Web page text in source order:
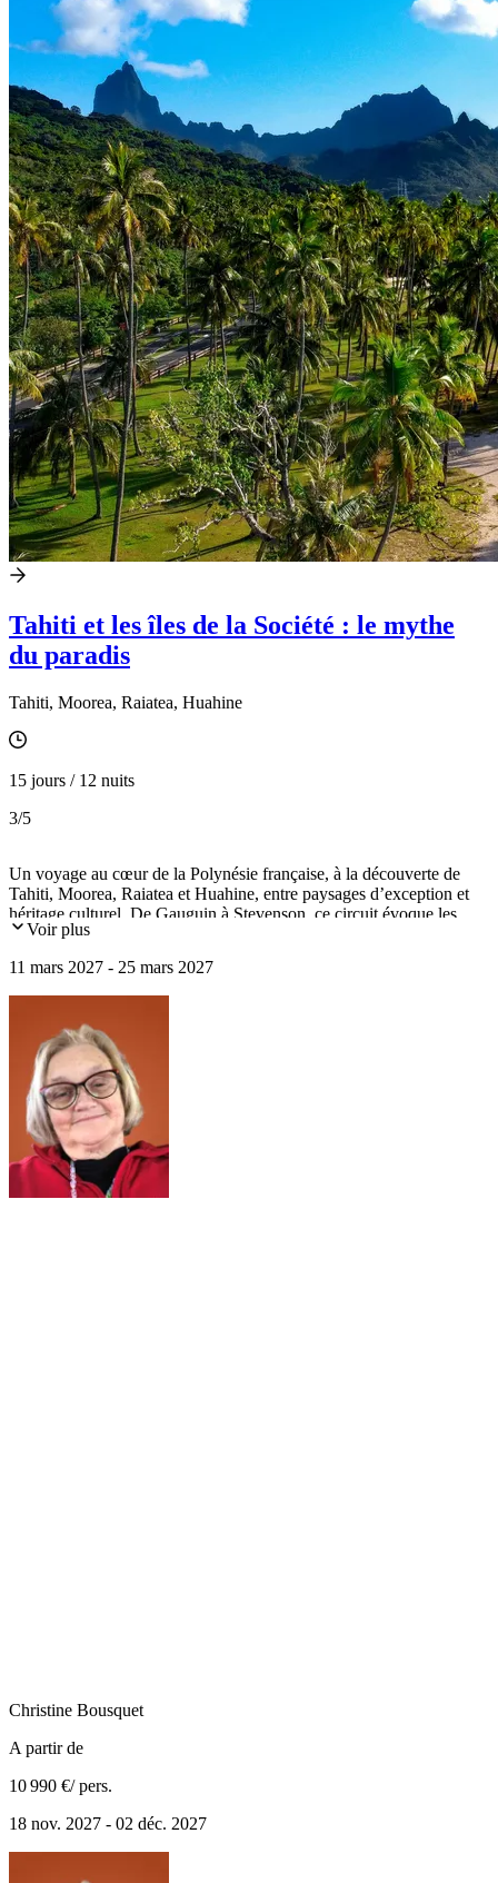
Tahiti et les îles de la Société : le mythe
du paradis
Tahiti, Moorea, Raiatea, Huahine
15 jours / 12 nuits
3/5
Un voyage au cœur de la Polynésie française, à la découverte de
Tahiti, Moorea, Raiatea et Huahine, entre paysages d’exception et
héritage culturel. De Gauguin à Stevenson, ce circuit évoque les
grands regards portés sur ces îles, tout en explorant leurs traditions :
(UNESCO). Lagons translucides, jardins de corail, excursion à
Tahaa "l'île vanille", safaris en 4x4 et soirées de danses
polynésienne.
Voir plus
11 mars 2027 - 25 mars 2027
Christine Bousquet
A partir de
10 990 €/ pers.
18 nov. 2027 - 02 déc. 2027